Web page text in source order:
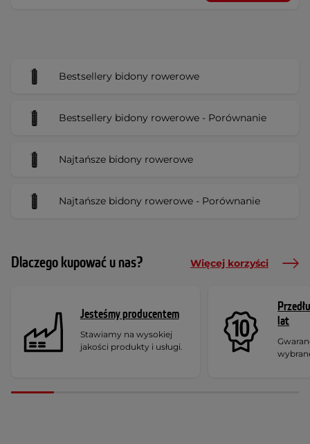
Bestsellery bidony rowerowe
Bestsellery bidony rowerowe - Porównanie
Najtańsze bidony rowerowe
Najtańsze bidony rowerowe - Porównanie
Dlaczego kupować u nas? Więcej korzyści
Jesteśmy producentem
Stawiamy na wysokiej
jakości produkty i usługi.
lat